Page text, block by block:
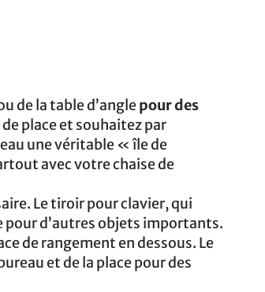
de la table d’anglepour des
place et souhaitez par
une véritable « île de
avec votre chaise de
Le tiroir pour clavier, qui
pour d’autres objets importants.
de rangement en dessous. Le
et de la place pour des